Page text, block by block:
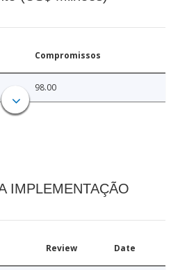
Compromissos
98.00
IMPLEMENTAÇÃO
Review Date